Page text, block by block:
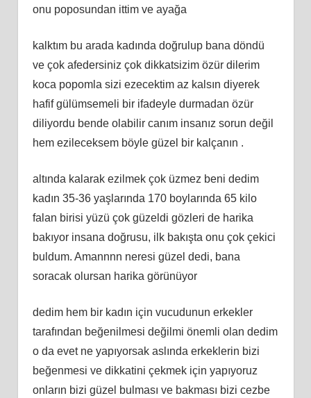
onu poposundan ittim ve ayağa
kalktım bu arada kadında doğrulup bana döndü
ve çok afedersiniz çok dikkatsizim özür dilerim
koca popomla sizi ezecektim az kalsın diyerek
hafif gülümsemeli bir ifadeyle durmadan özür
diliyordu bende olabilir canım insanız sorun değil
hem ezileceksem böyle güzel bir kalçanın .
altında kalarak ezilmek çok üzmez beni dedim
kadın 35-36 yaşlarında 170 boylarında 65 kilo
falan birisi yüzü çok güzeldi gözleri de harika
bakıyor insana doğrusu, ilk bakışta onu çok çekici
buldum. Amannnn neresi güzel dedi, bana
soracak olursan harika görünüyor
dedim hem bir kadın için vucudunun erkekler
tarafından beğenilmesi değilmi önemli olan dedim
o da evet ne yapıyorsak aslında erkeklerin bizi
beğenmesi ve dikkatini çekmek için yapıyoruz
onların bizi güzel bulması ve bakması bizi cezbe